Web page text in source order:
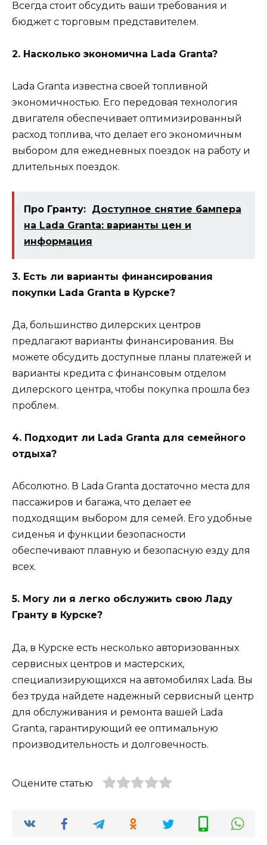
Всегда стоит обсудить ваши требования и
бюджет с торговым представителем.
2. Насколько экономична Lada Granta?
Lada Granta известна своей топливной
экономичностью. Его передовая технология
двигателя обеспечивает оптимизированный
расход топлива, что делает его экономичным
выбором для ежедневных поездок на работу и
длительных поездок.
Про Гранту: Доступное снятие бампера
на Lada Granta: варианты цен и
информация
3. Есть ли варианты финансирования
покупки Lada Granta в Курске?
Да, большинство дилерских центров
предлагают варианты финансирования. Вы
можете обсудить доступные планы платежей и
варианты кредита с финансовым отделом
дилерского центра, чтобы покупка прошла без
проблем.
4. Подходит ли Lada Granta для семейного
отдыха?
Абсолютно. В Lada Granta достаточно места для
пассажиров и багажа, что делает ее
подходящим выбором для семей. Его удобные
сиденья и функции безопасности
обеспечивают плавную и безопасную езду для
всех.
5. Могу ли я легко обслужить свою Ладу
Гранту в Курске?
Да, в Курске есть несколько авторизованных
сервисных центров и мастерских,
специализирующихся на автомобилях Lada. Вы
без труда найдете надежный сервисный центр
для обслуживания и ремонта вашей Lada
Granta, гарантирующий ее оптимальную
производительность и долговечность.
Оцените статью